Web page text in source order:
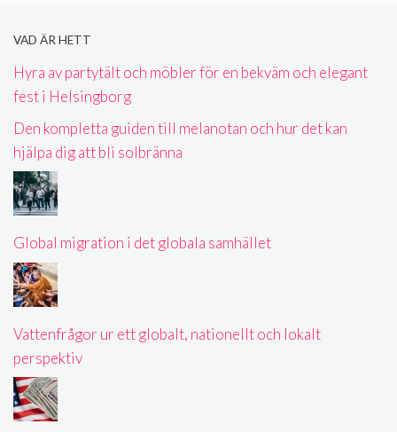
VAD ÄR HETT
Hyra av partytält och möbler för en bekväm och elegant
fest i Helsingborg
Den kompletta guiden till melanotan och hur det kan
hjälpa dig att bli solbränna
Global migration i det globala samhället
Vattenfrågor ur ett globalt, nationellt och lokalt
perspektiv